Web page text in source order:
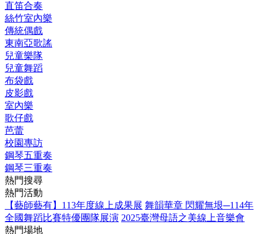
直笛合奏
絲竹室內樂
傳統偶戲
東南亞歌謠
兒童樂隊
兒童舞蹈
布袋戲
皮影戲
室內樂
歌仔戲
芭蕾
校園專訪
鋼琴五重奏
鋼琴三重奏
熱門搜尋
熱門活動
【藝師藝有】113年度線上成果展 舞韻華章 閃耀無垠─114年
全國舞蹈比賽特優團隊展演 2025臺灣母語之美線上音樂會
熱門場地